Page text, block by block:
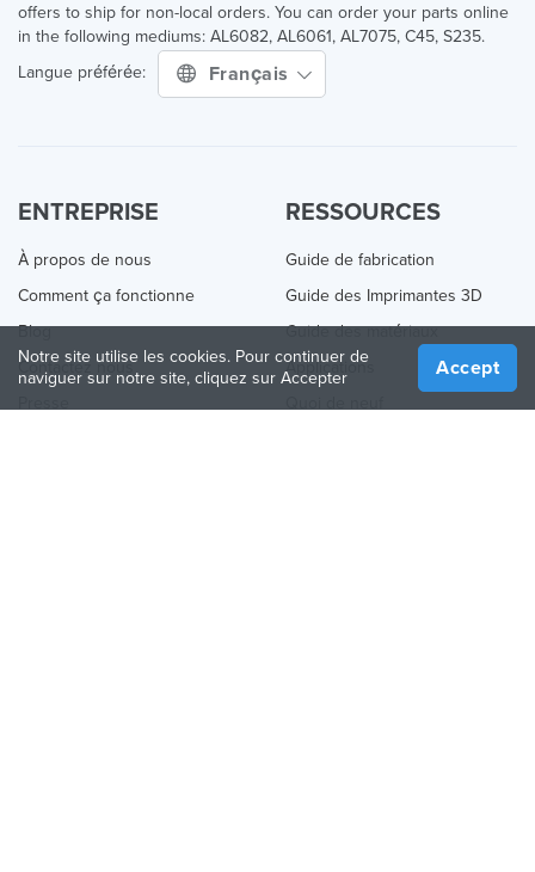
offers to ship for non-local orders. You can order your parts online
in the following mediums: AL6082, AL6061, AL7075, C45, S235.
Langue préférée:
Français
ENTREPRISE
À propos de nous
Comment ça fonctionne
Blog
Contactez nous
RESSOURCES
Guide de fabrication
Guide des Imprimantes 3D
Guide des matériaux
Applications
Notre site utilise les cookies. Pour continuer de
naviguer sur notre site, cliquez sur Accepter
Accept